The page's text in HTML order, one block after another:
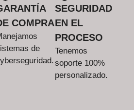
COMPRA
de
SEGURIDAD
EN EL
PROCESO
Tenemos
soporte 100%
personalizado.